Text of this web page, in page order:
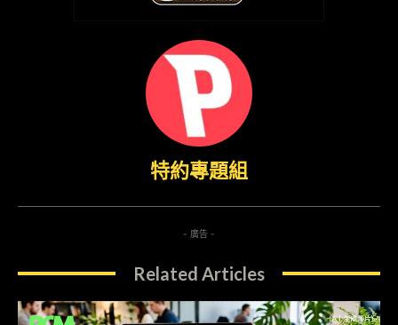
特約專題組
- 廣告 -
Related Articles